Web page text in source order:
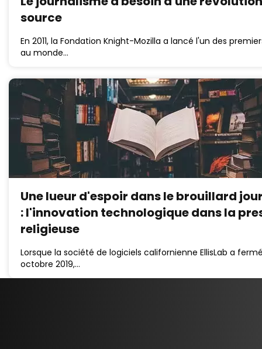
source
En 2011, la Fondation Knight-Mozilla a lancé l'un des
au monde…
Une lueur d'espoir dans le brouillard
: l'innovation technologique dans la
religieuse
Lorsque la société de logiciels californienne EllisLab a
octobre 2019,…